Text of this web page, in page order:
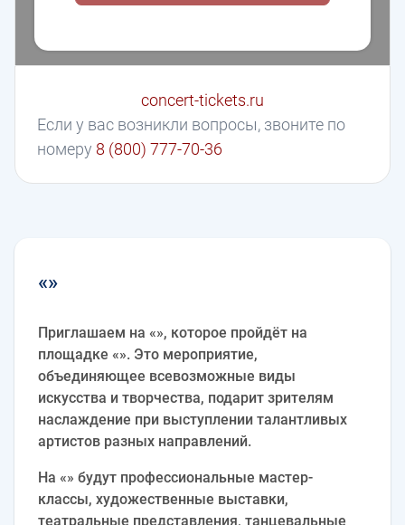
Если у вас возникли вопросы, звоните по
номеру 8 (800) 777-70-36
concert-tickets.ru
«»
Приглашаем на «», которое пройдёт на
площадке «». Это мероприятие,
объединяющее всевозможные виды
искусства и творчества, подарит зрителям
наслаждение при выступлении талантливых
артистов разных направлений.
На «» будут профессиональные мастер-
классы, художественные выставки,
театральные представления, танцевальные